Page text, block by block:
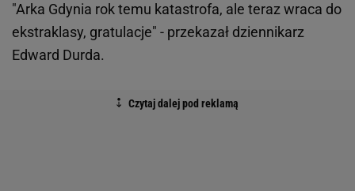
"Arka Gdynia rok temu katastrofa, ale teraz wraca do
ekstraklasy, gratulacje" - przekazał dziennikarz
Edward Durda.